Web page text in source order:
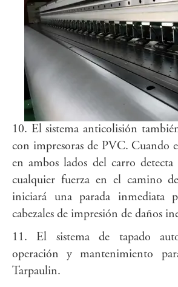
10. El sistema anticolisión
con impresoras de PVC. Cuando
en ambos lados del carro detecta
cualquier fuerza en el camino
iniciará una parada inmediata
cabezales de impresión de daños
11. El sistema de tapado
operación y mantenimiento
Tarpaulin.